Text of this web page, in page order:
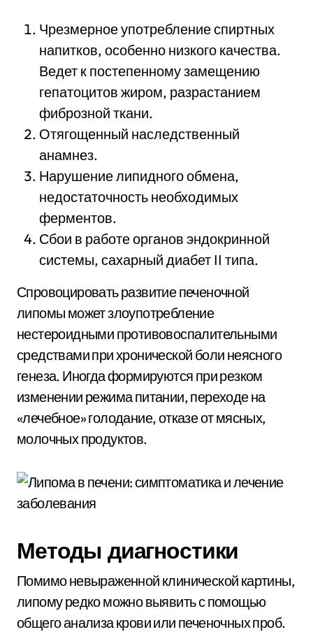
Чрезмерное употребление спиртных
напитков, особенно низкого качества.
Ведет к постепенному замещению
гепатоцитов жиром, разрастанием
фиброзной ткани.
Отягощенный наследственный
анамнез.
Нарушение липидного обмена,
недостаточность необходимых
ферментов.
Сбои в работе органов эндокринной
системы, сахарный диабет ІІ типа.
Спровоцировать развитие печеночной
липомы может злоупотребление
нестероидными противовоспалительными
средствами при хронической боли неясного
генеза. Иногда формируются при резком
изменении режима питании, переходе на
«лечебное» голодание, отказе от мясных,
молочных продуктов.
Методы диагностики
Помимо невыраженной клинической картины,
липому редко можно выявить с помощью
общего анализа крови или печеночных проб.